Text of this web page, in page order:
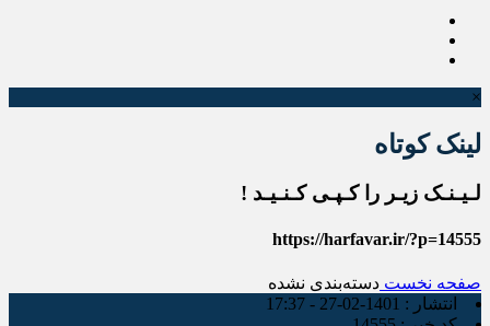
×
لینک کوتاه
لـیـنـک زیـر را کـپـی کـنـیـد !
https://harfavar.ir/?p=14555
صفحه نخست دسته‌بندی نشده
انتشار : 1401-02-27 - 17:37